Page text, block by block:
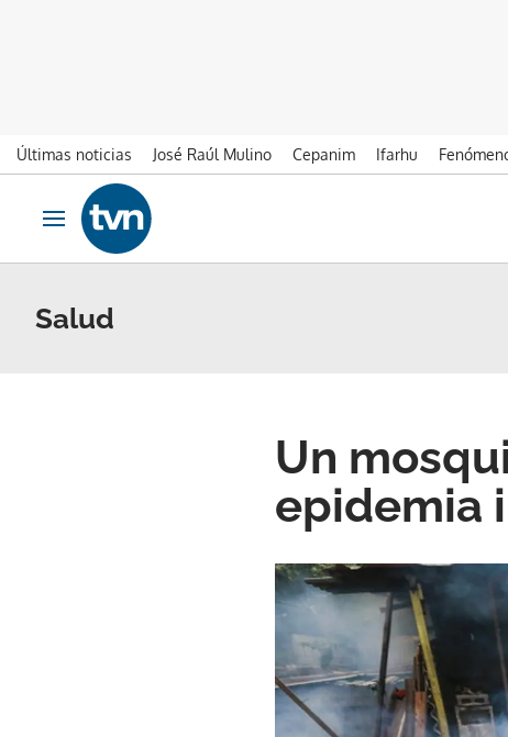
Últimas noticias José Raúl Mulino Cepanim Ifarhu
Ir al contenido
Obrir navegació
Salud
Un
epidemia